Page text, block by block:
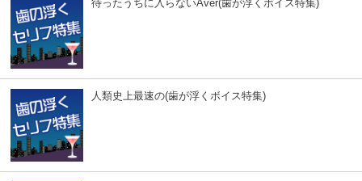
待ったうちに入らないAver(歯が浮くボイス特集)
人類史上最速の(歯が浮くボイス特集)